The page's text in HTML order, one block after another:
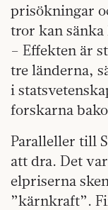
prisökningar
tror kan sänka
– Effekten är
tre länderna,
i
forskarna
Paralleller till
att dra. Det
elpriserna
”kärnkraft”.